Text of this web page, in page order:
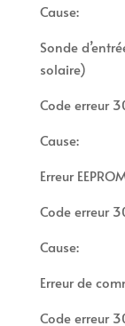
Cause:
Sonde
solaire)
Code erreur
Cause:
Erreur
Code erreur
Cause:
Erreur de
Code erreur